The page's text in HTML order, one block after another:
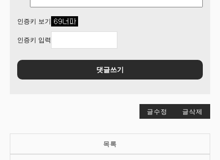
인증키 보기
인증키 입력
댓글쓰기
글수정 글삭제
목록